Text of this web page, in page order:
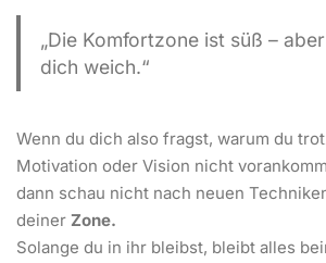
„Die Komfortzone ist süß –
dich weich.“
Wenn du dich also fragst, warum du
Motivation oder Vision nicht
dann schau nicht nach neuen
deiner Zone.
Solange du in ihr bleibst, bleibt alles